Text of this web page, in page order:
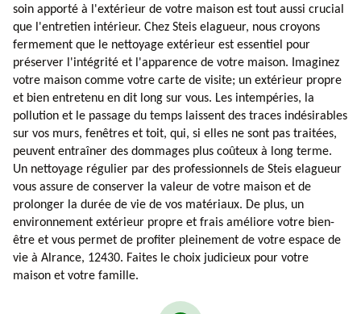
soin apporté à l'extérieur de votre maison est tout aussi crucial
que l'entretien intérieur. Chez Steis elagueur, nous croyons
fermement que le nettoyage extérieur est essentiel pour
préserver l'intégrité et l'apparence de votre maison. Imaginez
votre maison comme votre carte de visite; un extérieur propre
et bien entretenu en dit long sur vous. Les intempéries, la
pollution et le passage du temps laissent des traces indésirables
sur vos murs, fenêtres et toit, qui, si elles ne sont pas traitées,
peuvent entraîner des dommages plus coûteux à long terme.
Un nettoyage régulier par des professionnels de Steis elagueur
vous assure de conserver la valeur de votre maison et de
prolonger la durée de vie de vos matériaux. De plus, un
environnement extérieur propre et frais améliore votre bien-
être et vous permet de profiter pleinement de votre espace de
vie à Alrance, 12430. Faites le choix judicieux pour votre
maison et votre famille.